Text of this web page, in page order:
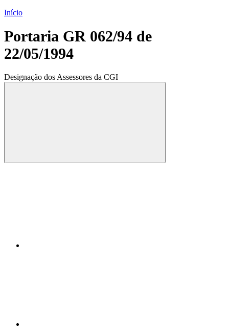
Início
Portaria GR 062/94 de
22/05/1994
Designação dos Assessores da CGI
Compartilhar